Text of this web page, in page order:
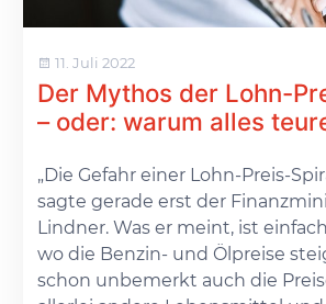
11. Juli 2022
Der Mythos der Lohn-
– oder: warum alles
„Die Gefahr einer Lohn-Preis-
sagte gerade erst der
Lindner. Was er meint, ist
wo die Benzin- und Ölpreise
schon unbemerkt auch die